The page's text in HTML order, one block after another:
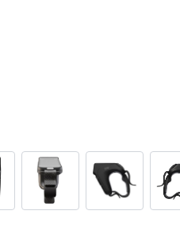
larger image
View larger image
View larger